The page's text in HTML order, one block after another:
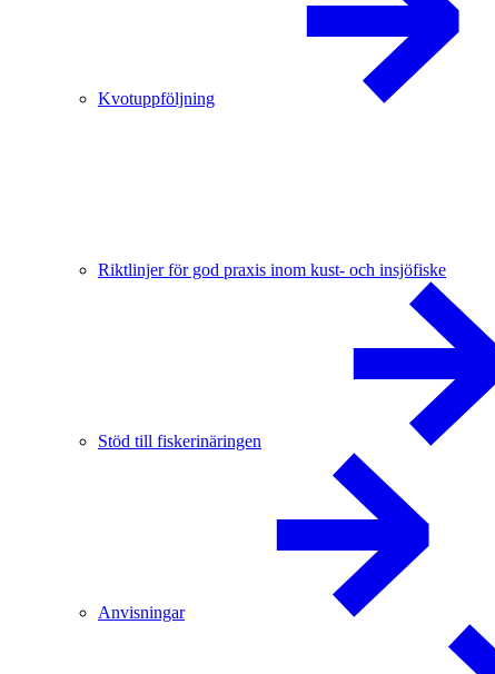
Kvotuppföljning
Riktlinjer för god praxis inom kust- och insjöfiske
Stöd till fiskerinäringen
Anvisningar